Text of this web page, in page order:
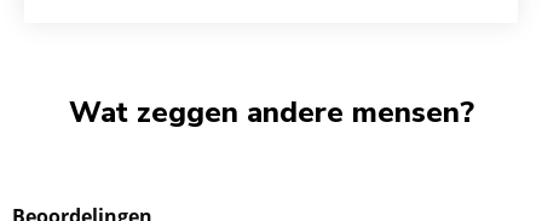
Wat zeggen andere mensen?